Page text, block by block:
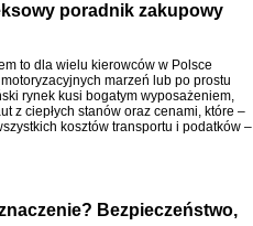
poradnik zakupowy
to dla wielu kierowców w Polsce
marzeń lub po prostu
rynek kusi bogatym wyposażeniem,
z ciepłych stanów oraz cenami, które –
kosztów transportu i podatków –
Bezpieczeństwo,